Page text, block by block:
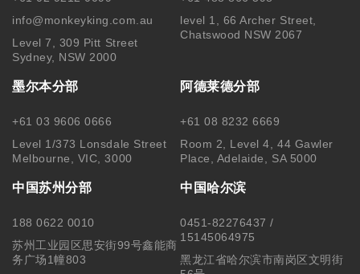
info@monkeyking.com.au
Level 7, 309 Pitt Street
Sydney, NSW 2000
level 1, 66 Archer Street,
Chatswood NSW 2067
墨尔本分部
+61 03 9606 0666
Level 1/373 Lonsdale Street
Melbourne, VIC, 3000
阿德莱德分部
+61 08 8232 6669
Room 2, Level 4, 44 Gawler
Place, Adelaide, SA 5000
中国苏州分部
188 0622 0010
苏州工业园区思安街99号鑫能商
务广场1幢803
中国哈尔滨
0451-82276437 /
15145064975
黑龙江省哈尔滨市南岗区文明街